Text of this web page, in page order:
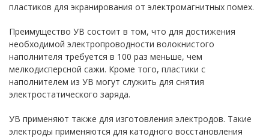
пластиков для экранирования от электромагнитных помех.
Преимущество УВ состоит в том, что для достижения
необходимой электропроводности волокнистого
наполнителя требуется в 100 раз меньше, чем
мелкодисперсной сажи. Кроме того, пластики с
наполнителем из УВ могут служить для снятия
электростатического заряда.
УВ применяют также для изготовления электродов. Такие
электроды применяются для катодного восстановления